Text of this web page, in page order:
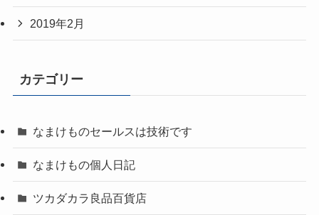
2019年2月
カテゴリー
なまけものセールスは技術です
なまけもの個人日記
ツカダカラ良品百貨店